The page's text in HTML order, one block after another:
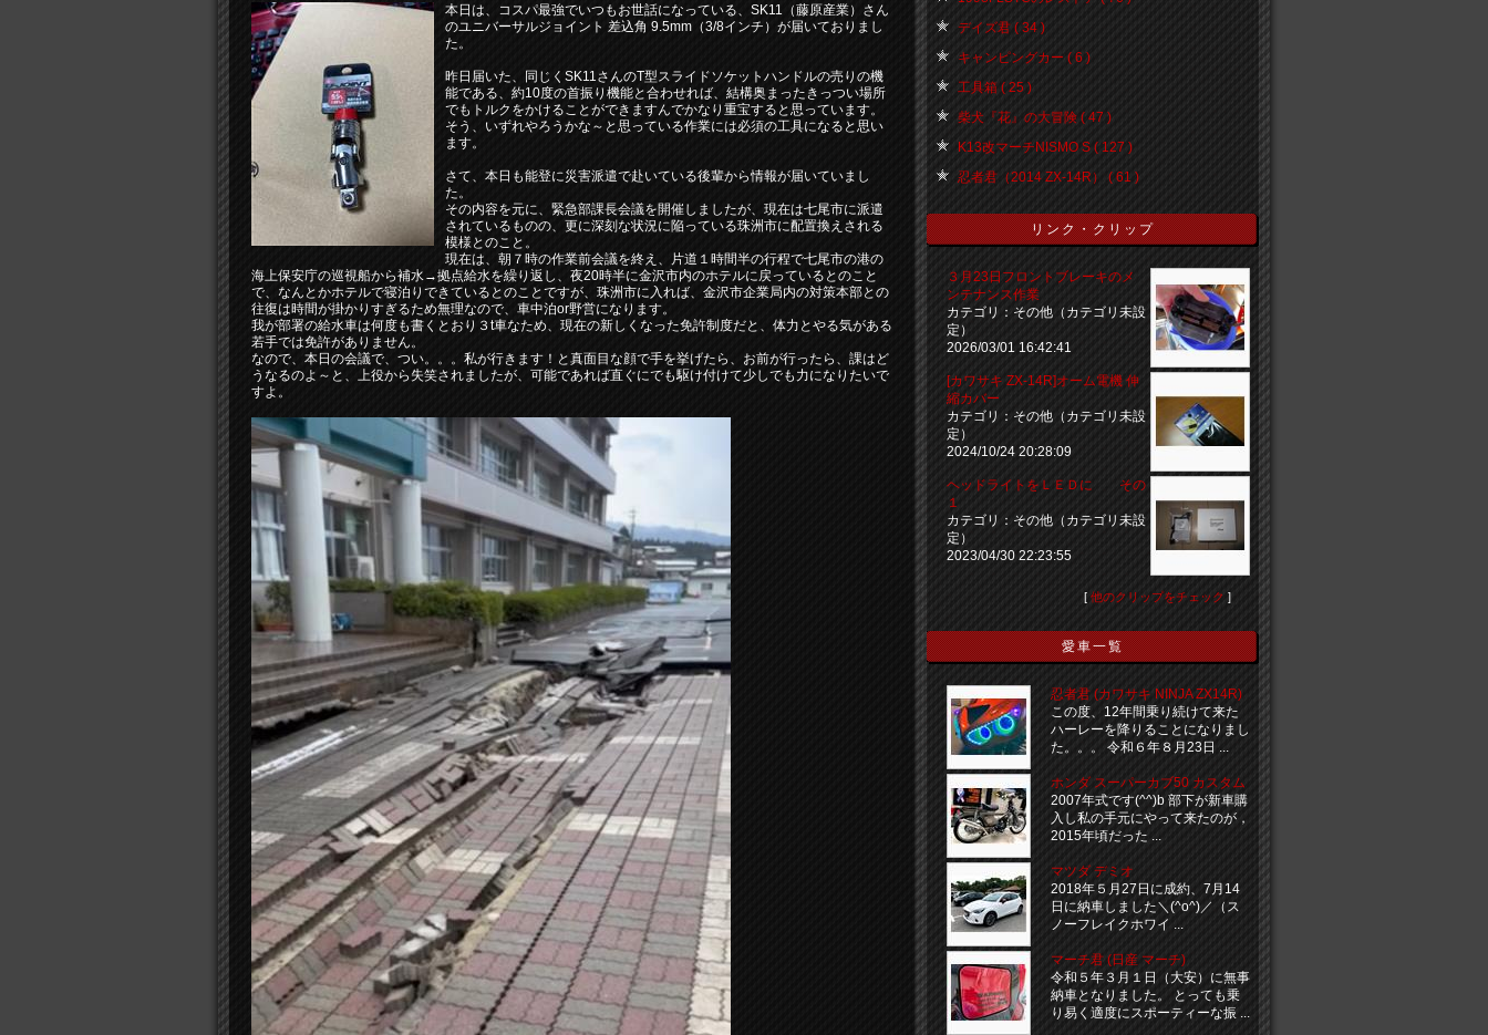
本日は、コスパ最強でいつもお世話になっている、SK11（藤原産業）さん
のユニバーサルジョイント 差込角 9.5mm（3/8インチ）が届いておりまし
た。
昨日届いた、同じくSK11さんのT型スライドソケットハンドルの売りの機
能である、約10度の首振り機能と合わせれば、結構奥まったきっつい場所
でもトルクをかけることができますんでかなり重宝すると思っています。
そう、いずれやろうかな～と思っている作業には必須の工具になると思い
ます。
さて、本日も能登に災害派遣で赴いている後輩から情報が届いていまし
た。
その内容を元に、緊急部課長会議を開催しましたが、現在は七尾市に派遣
されているものの、更に深刻な状況に陥っている珠洲市に配置換えされる
模様とのこと。
現在は、朝７時の作業前会議を終え、片道１時間半の行程で七尾市の港の
海上保安庁の巡視船から補水→拠点給水を繰り返し、夜20時半に金沢市内のホテルに戻っているとのこと
で、なんとかホテルで寝泊りできているとのことですが、珠洲市に入れば、金沢市企業局内の対策本部との
往復は時間が掛かりすぎるため無理なので、車中泊or野営になります。
我が部署の給水車は何度も書くとおり３t車なため、現在の新しくなった免許制度だと、体力とやる気がある
若手では免許がありません。
なので、本日の会議で、つい。。。私が行きます！と真面目な顔で手を挙げたら、お前が行ったら、課はど
うなるのよ～と、上役から失笑されましたが、可能であれば直ぐにでも駆け付けて少しでも力になりたいで
すよ。
デイズ君 ( 34 )
キャンピングカー ( 6 )
工具箱 ( 25 )
柴犬『花』の大冒険 ( 47 )
K13改マーチNISMO S ( 127 )
忍者君（2014 ZX-14R） ( 61 )
リンク・クリップ
３月23日フロントブレーキのメ
ンテナンス作業
カテゴリ：その他（カテゴリ未設
定）
2026/03/01 16:42:41
[カワサキ ZX-14R]オーム電機 伸
縮カバー
カテゴリ：その他（カテゴリ未設
定）
2024/10/24 20:28:09
ヘッドライトをＬＥＤに その
１
カテゴリ：その他（カテゴリ未設
定）
2023/04/30 22:23:55
[ 他のクリップをチェック ]
愛車一覧
忍者君 (カワサキ NINJA ZX14R)
この度、12年間乗り続けて来た
ハーレーを降りることになりまし
た。。。 令和６年８月23日 ...
ホンダ スーパーカブ50 カスタム
2007年式です(^^)b 部下が新車購
入し私の手元にやって来たのが，
2015年頃だった ...
マツダ デミオ
2018年５月27日に成約、7月14
日に納車しました＼(^o^)／（ス
ノーフレイクホワイ ...
マーチ君 (日産 マーチ)
令和５年３月１日（大安）に無事
納車となりました。 とっても乗
り易く適度にスポーティーな振 ...